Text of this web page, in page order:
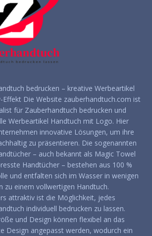
bedrucken – kreative Werbeartikel
Effekt Die Website zauberhandtuch.com ist
für Zauberhandtuch bedrucken und
Werbeartikel Handtuch mit Logo. Hier
innovative Lösungen, um ihre
zu präsentieren. Die sogenannten
– auch bekannt als Magic Towel
Handtücher – bestehen aus 100 %
und entfalten sich im Wasser in wenigen
zu einem vollwertigen Handtuch.
attraktiv ist die Möglichkeit, jedes
individuell bedrucken zu lassen.
und Design können flexibel an das
Design angepasst werden, wodurch ein